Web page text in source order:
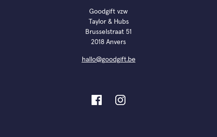
Goodgift vzw
Taylor & Hubs
Brusselstraat 51
2018 Anvers
hallo@goodgift.be